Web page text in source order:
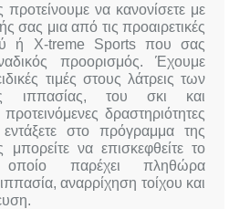
να κανονίσετε με
σας μια από τις προαιρετικές
ή X-treme Sports που σας
προορισμός. Έχουμε
τιμές στους λάτρεις των
ιππασίας, του σκι και
δραστηριότητες
στο πρόγραμμα της
να επισκεφθείτε το
παρέχει πληθώρα
αναρρίχηση τοίχου και